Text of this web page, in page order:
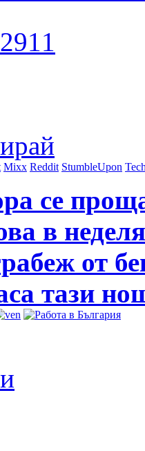
Mixx Reddit StumbleUpon
се
в неделя
от
тази